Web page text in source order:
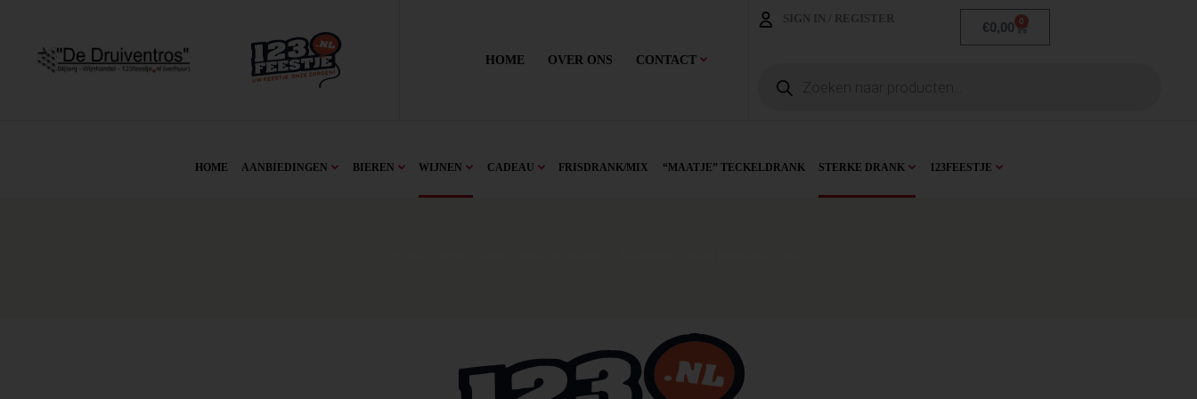
HOME OVER ONS CONTACT
SIGN IN / REGISTER
€0,00 0
HOME AANBIEDINGEN BIEREN WIJNEN CADEAU FRISDRANK/MIX “MAATJE” TECKELDRANK STERKE DRANK 123FEESTJE